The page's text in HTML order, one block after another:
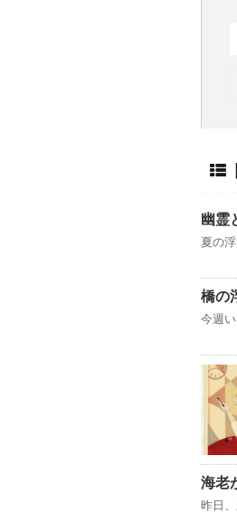
幽霊
夏の
橋の
今週
海老
昨日